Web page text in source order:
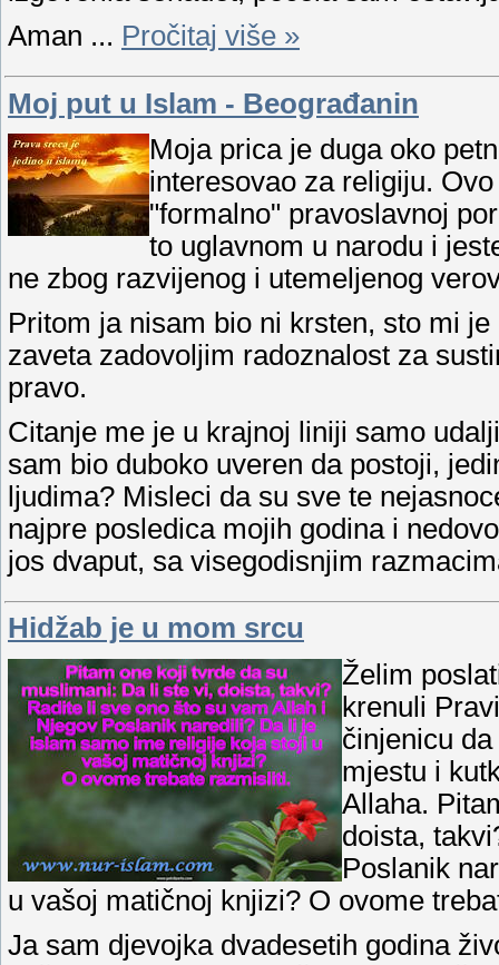
Aman ... Pročitaj više »
Moj put u Islam - Beograđanin
Moja prica je duga oko
interesovao za religiju.
"formalno" pravoslavnoj
to uglavnom u narodu i
ne zbog razvijenog i utemeljenog
Pritom ja nisam bio ni krsten, sto mi
zaveta zadovoljim radoznalost za
pravo.
Citanje me je u krajnoj liniji samo
sam bio duboko uveren da postoji,
ljudima? Misleci da su sve te
najpre posledica mojih godina i
jos dvaput, sa visegodisnjim
Hidžab je u mom srcu
Želim
krenuli
činjenicu
mjestu i
Allaha.
doista,
Poslanik
u vašoj matičnoj knjizi? O ovome
Ja sam djevojka dvadesetih godina